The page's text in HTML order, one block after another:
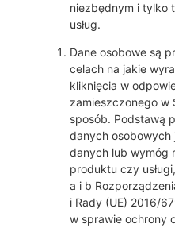
niezbędnym i tylko
usług.
Dane osobowe są
celach na jakie
kliknięcia w
zamieszczonego w
sposób. Podstawą
danych
danych lub wymóg
produktu czy
a i b
i Rady (UE) 2016/
w sprawie ochrony